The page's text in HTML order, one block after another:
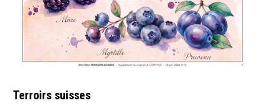
Terroirs suisses